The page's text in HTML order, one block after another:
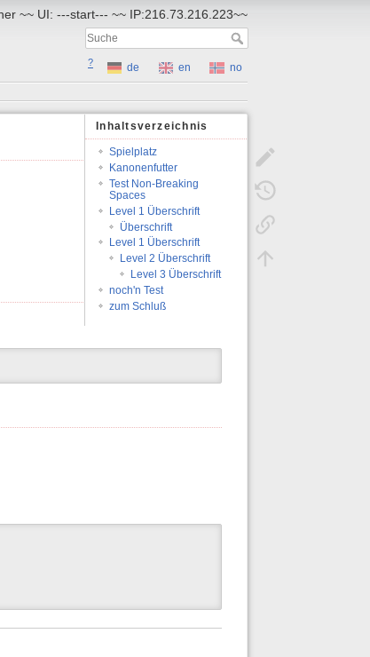
~~ UI: ---start--- ~~ IP:216.73.216.223~~
? de en
no
Inhaltsverzeichnis
Spielplatz
Kanonenfutter
Test Non-Breaking
Spaces
Level 1 Überschrift
Überschrift
Level 1 Überschrift
Level 2 Überschrift
Level 3 Überschrift
noch'n Test
zum Schluß